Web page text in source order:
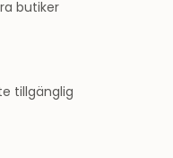
butiker
tillgänglig